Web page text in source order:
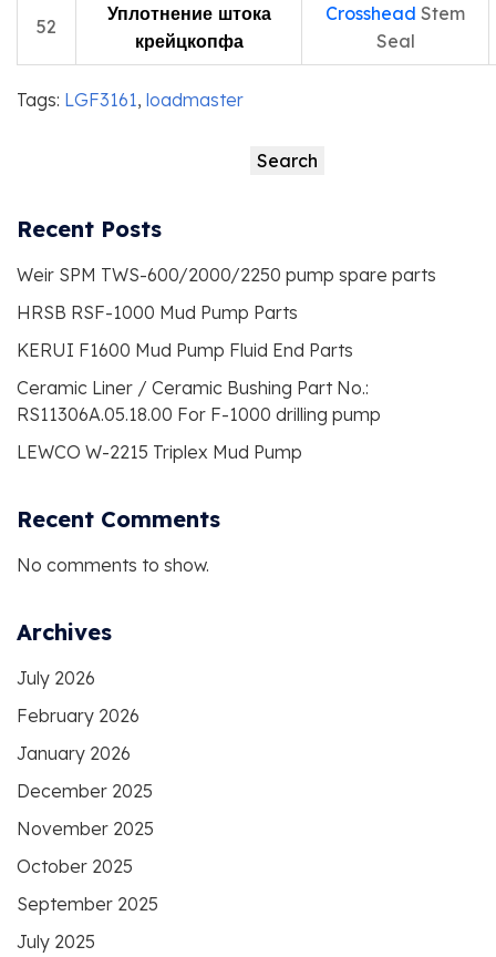
52
Уплотнение штока
крейцкопфа
Crosshead Stem
Seal
Tags: LGF3161, loadmaster
Search
Recent Posts
Weir SPM TWS-600/2000/2250 pump spare parts
HRSB RSF-1000 Mud Pump Parts
KERUI F1600 Mud Pump Fluid End Parts
Ceramic Liner / Ceramic Bushing Part No.:
RS11306A.05.18.00 For F-1000 drilling pump
LEWCO W-2215 Triplex Mud Pump
Recent Comments
No comments to show.
Archives
July 2026
February 2026
January 2026
December 2025
November 2025
October 2025
September 2025
July 2025